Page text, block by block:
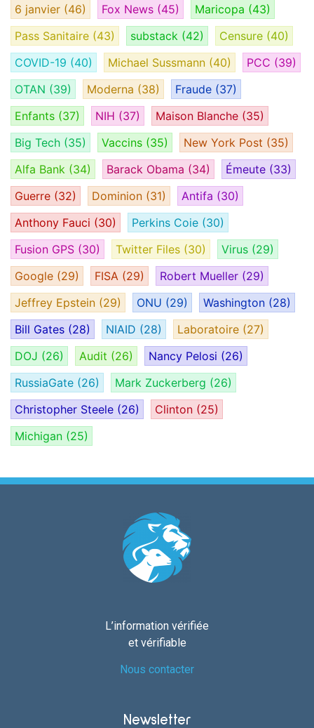
6 janvier (46) Fox News (45) Maricopa (43)
Pass Sanitaire (43) substack (42) Censure (40)
COVID-19 (40) Michael Sussmann (40) PCC (39)
OTAN (39) Moderna (38) Fraude (37)
Enfants (37) NIH (37) Maison Blanche (35)
Big Tech (35) Vaccins (35) New York Post (35)
Alfa Bank (34) Barack Obama (34) Émeute (33)
Guerre (32) Dominion (31) Antifa (30)
Anthony Fauci (30) Perkins Coie (30)
Fusion GPS (30) Twitter Files (30) Virus (29)
Google (29) FISA (29) Robert Mueller (29)
Jeffrey Epstein (29) ONU (29) Washington (28)
Bill Gates (28) NIAID (28) Laboratoire (27)
DOJ (26) Audit (26) Nancy Pelosi (26)
RussiaGate (26) Mark Zuckerberg (26)
Christopher Steele (26) Clinton (25)
Michigan (25)
L’information vérifiée
et vérifiable
Nous contacter
Newsletter